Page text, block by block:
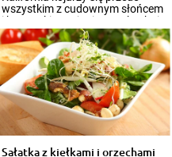
wszystkim z cudownym słońcem
i beztroskiemu życiem. W kuchni
klimat...
Sałatka z kiełkami i orzechami